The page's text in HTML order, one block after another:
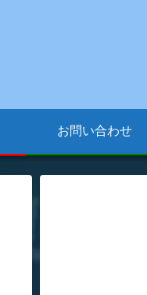
お問い合わせ